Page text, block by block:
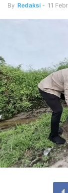
By Redaksi - 11